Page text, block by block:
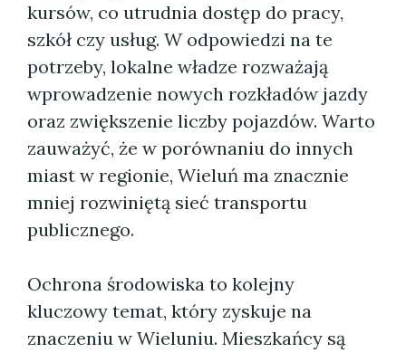
kursów, co utrudnia dostęp do pracy,
szkół czy usług. W odpowiedzi na te
potrzeby, lokalne władze rozważają
wprowadzenie nowych rozkładów jazdy
oraz zwiększenie liczby pojazdów. Warto
zauważyć, że w porównaniu do innych
miast w regionie, Wieluń ma znacznie
mniej rozwiniętą sieć transportu
publicznego.
Ochrona środowiska to kolejny
kluczowy temat, który zyskuje na
znaczeniu w Wieluniu. Mieszkańcy są